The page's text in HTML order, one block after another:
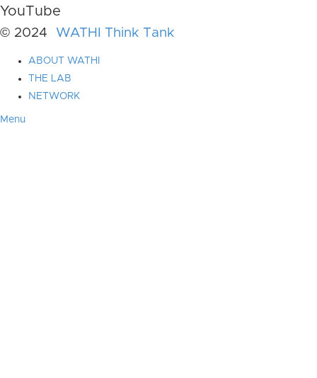
YouTube
© 2024 WATHI Think Tank
ABOUT WATHI
THE LAB
NETWORK
Menu